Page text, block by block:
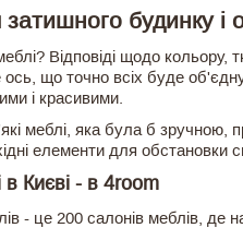
затишного будинку і
Відповіді щодо кольору,
ось, що точно всіх буде
і красивими.
меблі, яка була б зручною,
елементи для
Києві - в 4room
- це 200 салонів меблів, де